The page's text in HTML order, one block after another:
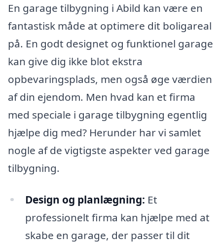
En garage tilbygning i Abild kan være en
fantastisk måde at optimere dit boligareal
på. En godt designet og funktionel garage
kan give dig ikke blot ekstra
opbevaringsplads, men også øge værdien
af din ejendom. Men hvad kan et firma
med speciale i garage tilbygning egentlig
hjælpe dig med? Herunder har vi samlet
nogle af de vigtigste aspekter ved garage
tilbygning.
Design og planlægning: Et
professionelt firma kan hjælpe med at
skabe en garage, der passer til dit